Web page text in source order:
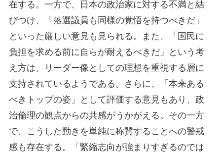
在する。一方で、日本の政治家に対する不満と結
びつけ、「落選議員も同様の覚悟を持つべきだ」
といった厳しい意見も見られる。また、「国民に
負担を求める前に自らが耐えるべきだ」という考
え方は、リーダー像としての理想を重視する層に
支持されているようである。さらに、「本来ある
べきトップの姿」として評価する意見もあり、政
治倫理の観点からの共感がうかがえる。その一方
で、こうした動きを単純に称賛することへの警戒
感も存在する。「緊縮志向が強まりすぎるのでは